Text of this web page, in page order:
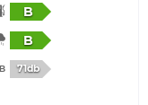
B
B
71db